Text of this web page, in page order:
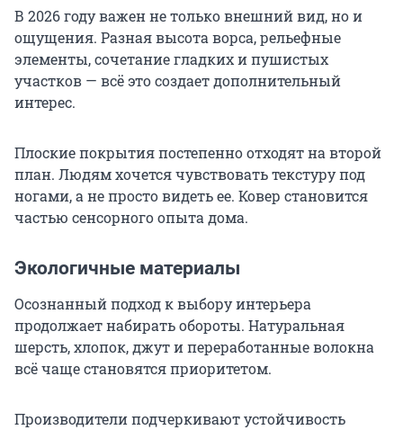
В 2026 году важен не только внешний вид, но и
ощущения. Разная высота ворса, рельефные
элементы, сочетание гладких и пушистых
участков — всё это создает дополнительный
интерес.
Плоские покрытия постепенно отходят на второй
план. Людям хочется чувствовать текстуру под
ногами, а не просто видеть ее. Ковер становится
частью сенсорного опыта дома.
Экологичные материалы
Осознанный подход к выбору интерьера
продолжает набирать обороты. Натуральная
шерсть, хлопок, джут и переработанные волокна
всё чаще становятся приоритетом.
Производители подчеркивают устойчивость